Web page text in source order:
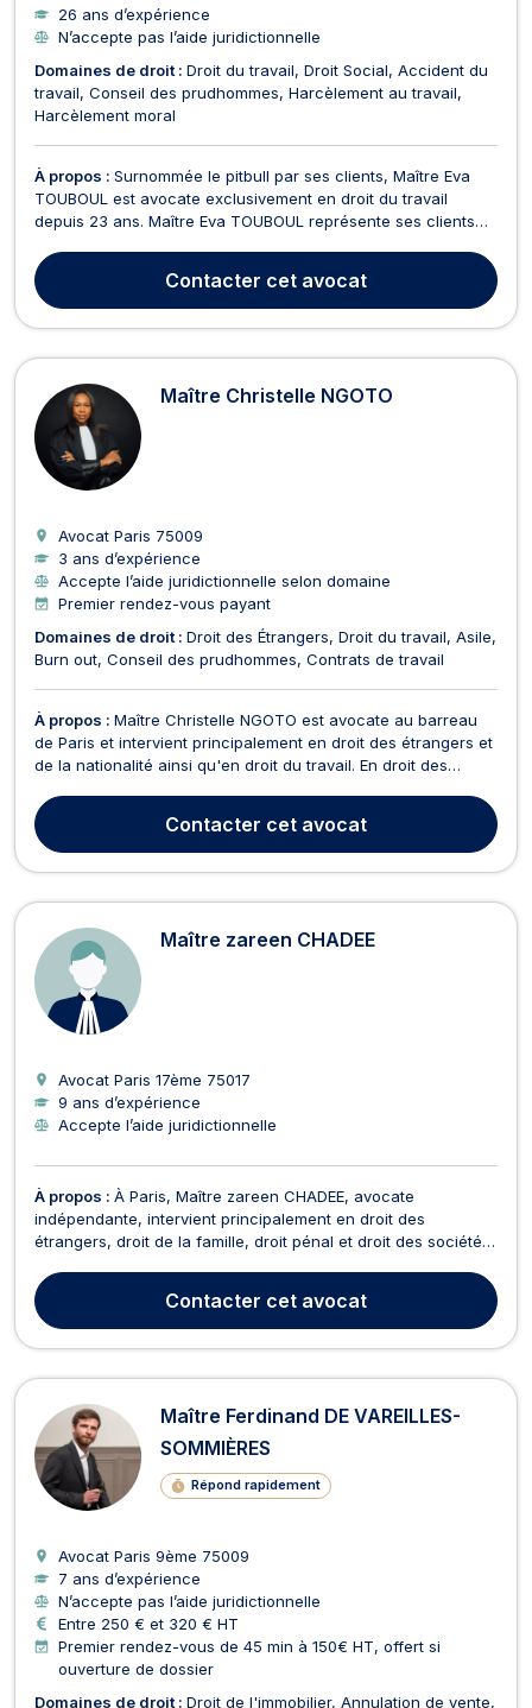
26 ans d’expérience
N’accepte pas l’aide juridictionnelle
Domaines de droit : Droit du travail Droit Social Accident du
travail Conseil des prudhommes Harcèlement au travail
Harcèlement moral
À propos : Surnommée le pitbull par ses clients, Maître Eva
TOUBOUL est avocate exclusivement en droit du travail
depuis 23 ans. Maître Eva TOUBOUL représente ses clients
est ainsi en matière de licenciement, de harcèlement moral
ou sexuel au travail, de durée du travail (co...
Contacter cet avocat
Maître Christelle NGOTO
Avocat Paris 75009
3 ans d’expérience
Accepte l’aide juridictionnelle selon domaine
Premier rendez-vous payant
Domaines de droit : Droit des Étrangers Droit du travail Asile
Burn out Conseil des prudhommes Contrats de travail
À propos : Maître Christelle NGOTO est avocate au barreau
de Paris et intervient principalement en droit des étrangers et
de la nationalité ainsi qu'en droit du travail. En droit des
compétente pour vous orienter et vous accompagner en
matière de demande de nationalité, de na...
Contacter cet avocat
Maître zareen CHADEE
Avocat Paris 17ème 75017
9 ans d’expérience
Accepte l’aide juridictionnelle
À propos : À Paris, Maître zareen CHADEE, avocate
indépendante, intervient principalement en droit des
étrangers, droit de la famille, droit pénal et droit des sociétés.
problématiques juridiques liées à l’OQTF, à la naturalisation,
au titre de séjour, à la régularisation et à l’immigrat...
Contacter cet avocat
Maître Ferdinand DE VAREILLES-
SOMMIÈRES
Répond rapidement
Avocat Paris 9ème 75009
7 ans d’expérience
N’accepte pas l’aide juridictionnelle
Entre 250 € et 320 € HT
Premier rendez-vous de 45 min à 150€ HT, offert si
ouverture de dossier
Domaines de droit : Droit de l'immobilier Annulation de vente